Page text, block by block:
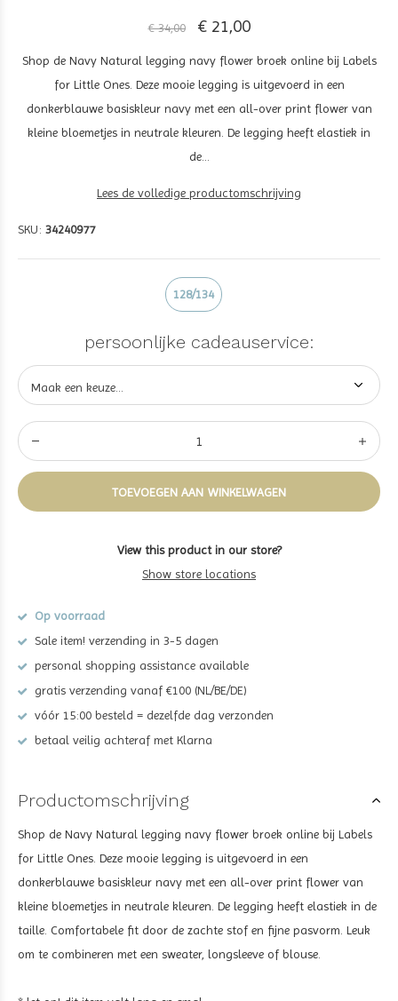
€ 34,00 € 21,00
Shop de Navy Natural legging navy flower broek online bij Labels
for Little Ones. Deze mooie legging is uitgevoerd in een
donkerblauwe basiskleur navy met een all-over print flower van
kleine bloemetjes in neutrale kleuren. De legging heeft elastiek in
de...
Lees de volledige productomschrijving
SKU: 34240977
128/134
persoonlijke cadeauservice:
TOEVOEGEN AAN WINKELWAGEN
View this product in our store?
Show store locations
Op voorraad
Sale item! verzending in 3-5 dagen
personal shopping assistance available
gratis verzending vanaf €100 (NL/BE/DE)
vóór 15:00 besteld = dezelfde dag verzonden
betaal veilig achteraf met Klarna
Productomschrijving
Shop de Navy Natural legging navy flower broek online bij Labels
for Little Ones. Deze mooie legging is uitgevoerd in een
donkerblauwe basiskleur navy met een all-over print flower van
kleine bloemetjes in neutrale kleuren. De legging heeft elastiek in de
taille. Comfortabele fit door de zachte stof en fijne pasvorm. Leuk
om te combineren met een sweater, longsleeve of blouse.